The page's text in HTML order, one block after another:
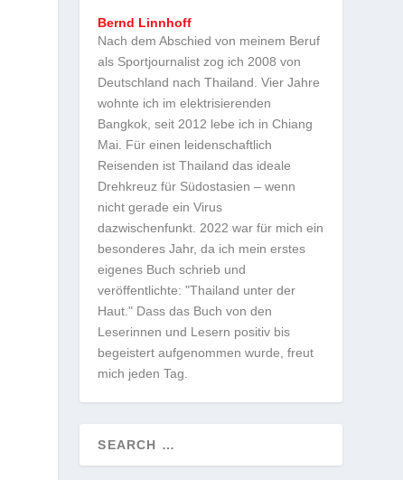
Bernd Linnhoff
Nach dem Abschied von meinem Beruf
als Sportjournalist zog ich 2008 von
Deutschland nach Thailand. Vier Jahre
wohnte ich im elektrisierenden
Bangkok, seit 2012 lebe ich in Chiang
Mai. Für einen leidenschaftlich
Reisenden ist Thailand das ideale
Drehkreuz für Südostasien – wenn
nicht gerade ein Virus
dazwischenfunkt. 2022 war für mich ein
besonderes Jahr, da ich mein erstes
eigenes Buch schrieb und
veröffentlichte: "Thailand unter der
Haut." Dass das Buch von den
Leserinnen und Lesern positiv bis
begeistert aufgenommen wurde, freut
mich jeden Tag.